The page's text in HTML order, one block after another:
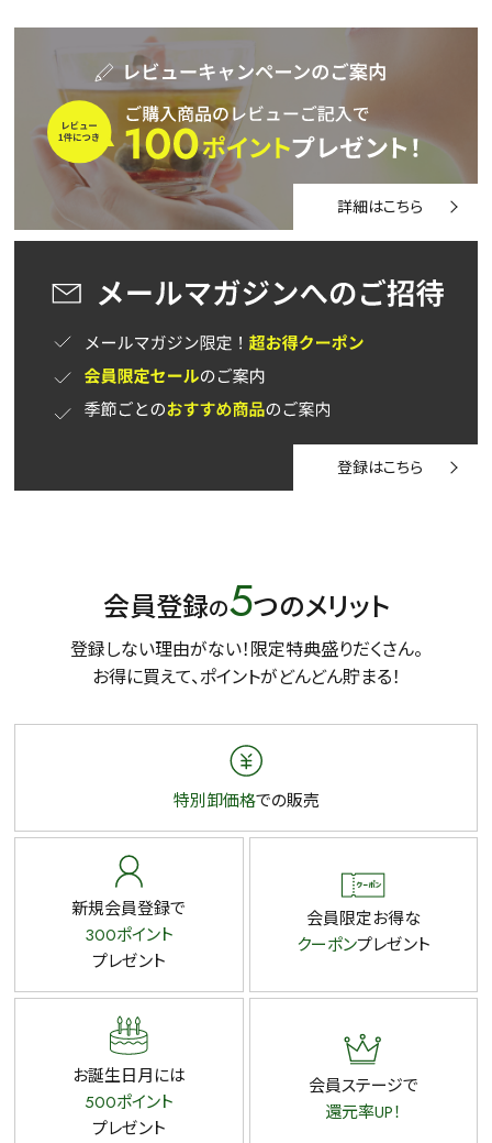
詳細はこちら
登録はこちら
会員登録の5つのメリット
登録しない理由がない！限定特典盛りだくさん。
お得に買えて、ポイントがどんどん貯まる！
特別卸価格での販売
新規会員登録で
300ポイント
プレゼント
会員限定お得な
クーポンプレゼント
お誕生日月には
500ポイント
プレゼント
会員ステージで
還元率UP！